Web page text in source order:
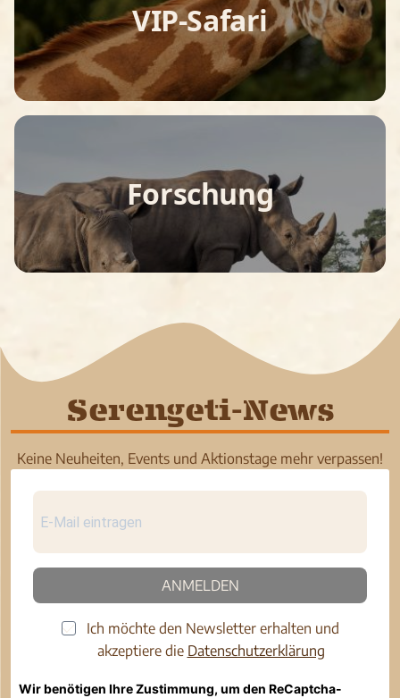
VIP-Safari
Forschung
Serengeti-News
Keine Neuheiten, Events und Aktionstage mehr verpassen!
ANMELDEN
Ich möchte den Newsletter erhalten und
akzeptiere die Datenschutzerklärung
Wir benötigen Ihre Zustimmung, um den ReCaptcha-